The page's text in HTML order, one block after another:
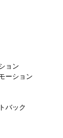
ョン
ーション
バック